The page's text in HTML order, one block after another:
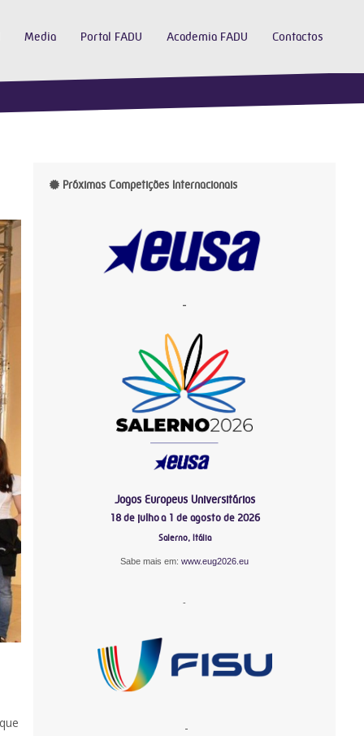
Media Portal FADU Academia FADU Contactos
Próximas Competições Internacionais
-
Jogos Europeus Universitários
18 de julho a 1 de agosto de 2026
Salerno, Itália
Sabe mais em:www.eug2026.eu
-
-